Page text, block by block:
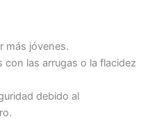
más jóvenes.
las arrugas o la flacidez
debido al